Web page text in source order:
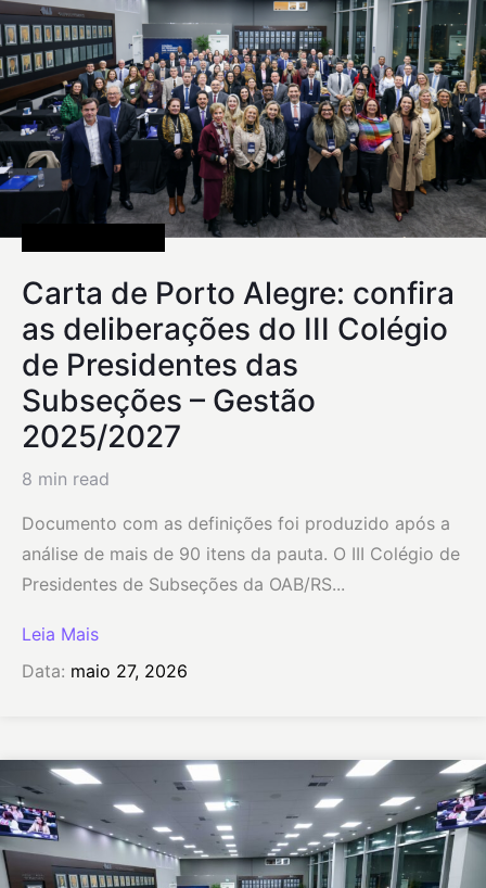
Carta de Porto Alegre: confira
as deliberações do III Colégio
de Presidentes das
Subseções – Gestão
2025/2027
8 min read
Documento com as definições foi produzido após a
análise de mais de 90 itens da pauta. O III Colégio de
Presidentes de Subseções da OAB/RS...
Leia Mais
Data: maio 27, 2026